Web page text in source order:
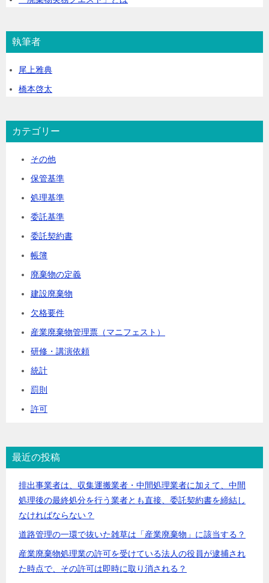
n
:
執筆者
尾上雅典
橋本啓太
カテゴリー
その他
保管基準
処理基準
委託基準
委託契約書
帳簿
廃棄物の定義
建設廃棄物
欠格要件
産業廃棄物管理票（マニフェスト）
研修・講演依頼
統計
罰則
許可
最近の投稿
排出事業者は、収集運搬業者・中間処理業者に加えて、中間
処理後の最終処分を行う業者とも直接、委託契約書を締結し
なければならない？
道路管理の一環で抜いた雑草は「産業廃棄物」に該当する？
産業廃棄物処理業の許可を受けている法人の役員が逮捕され
た時点で、その許可は即時に取り消される？